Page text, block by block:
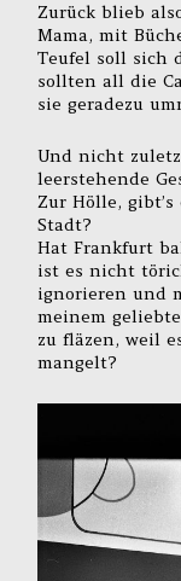
Zurück blieb
Mama, mit
Teufel soll sich
sollten all die
sie geradezu
Und nicht
leerstehende
Zur Hölle,
Stadt?
Hat Frankfurt
ist es nicht
ignorieren und
meinem
zu fläzen, weil
mangelt?